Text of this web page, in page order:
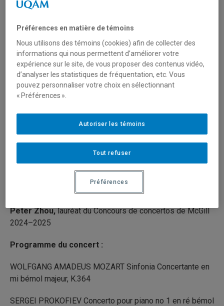
Orchestre symphonique de
McGill
ALEXIS HAUSER, DIRECTEUR ARTISTIQUE ET
CHEF D'ORCHESTRE
L’orchestre symphonique de McGill présente le concert
compositeur, lauréat du prix de
composition Andrew Svoboda 2023–2024
Tsubasa Muramatsu,violon etNathan Emans
Lauréat·e du Concours de concertos classiques de McGill
Peter Zhou,lauréat du Concours de concertos de McGill
2024–2025
Programme du concert :
WOLFGANG AMADEUS MOZART Sinfonia Concertante en
mi bémol majeur, K.364
SERGEI PROKOFIEV Concerto pour piano no 1 en ré bémol
Préférences en matière de témoins
Nous utilisons des témoins (cookies) afin de collecter des
informations qui nous permettent d’améliorer votre
expérience sur le site, de vous proposer des contenus vidéo,
d’analyser les statistiques de fréquentation, etc. Vous
pouvez personnaliser votre choix en sélectionnant
« Préférences ».
Tout refuser
Autoriser les témoins
Préférences